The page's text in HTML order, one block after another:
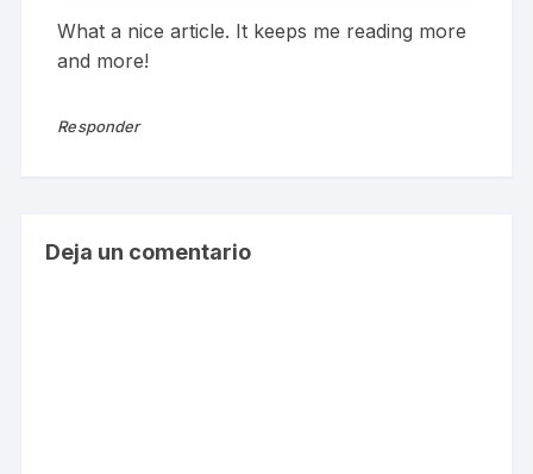
What a nice article. It keeps me reading more
and more!
Responder
Deja un comentario